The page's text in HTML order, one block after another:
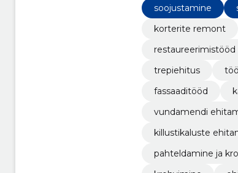
soojustamine
korterite remont
restaureerimistööd
trepiehitus
fassaaditööd
vundamendi
killustikaluste
pahteldamine ja